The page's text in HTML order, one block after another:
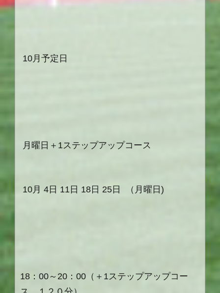
10月予定日
月曜日＋1ステップアップコース
10月 4日 11日 18日 25日 （月曜日)
18：00～20：00（＋1ステップアップコー